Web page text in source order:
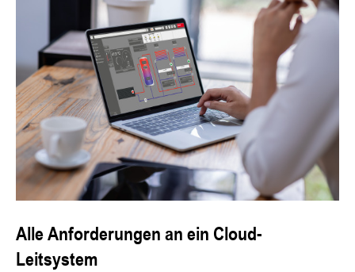
Alle Anforderungen an ein Cloud-
Leitsystem